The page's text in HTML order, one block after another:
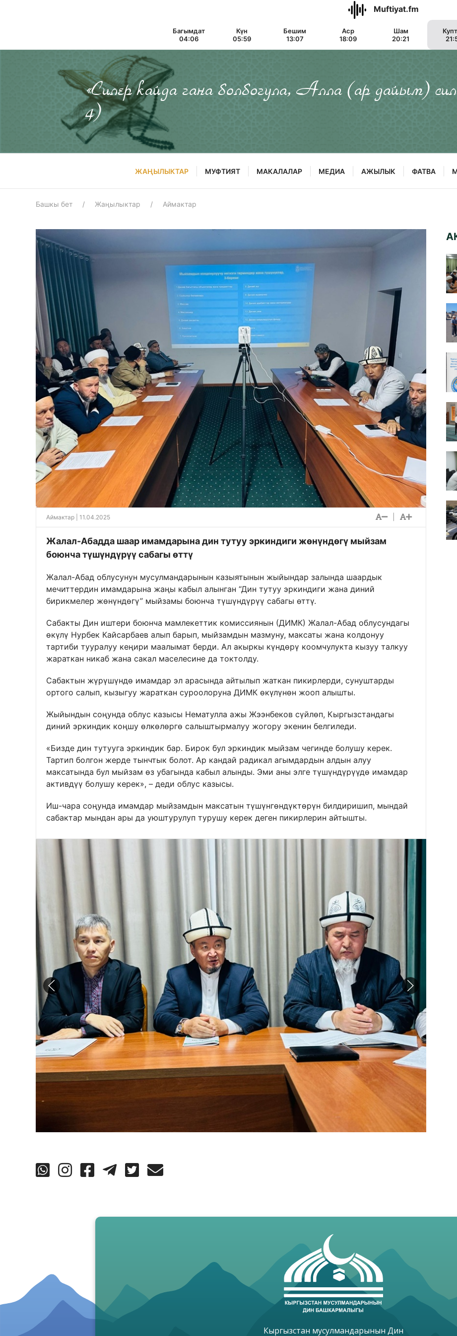
Muftiyat.fm
Багымдат
04:06
Күн
05:59
Бешим
13:07
Аср
18:09
Шам
20:21
«Силер кайда гана болбогула, Алла (ар дайым)
4)
ЖАҢЫЛЫКТАР МУФТИЯТ МАКАЛАЛАР МЕДИА АЖЫЛЫК ФАТВА
Башкы бет Жаңылыктар Аймактар
Аймактар | 11.04.2025
Жалал-Абадда шаар имамдарына дин тутуу эркиндиги жөнүндөгү мыйзам
боюнча түшүндүрүү сабагы өттү
Жалал-Абад облусунун мусулмандарынын казыятынын жыйындар залында шаардык
мечиттердин имамдарына жаңы кабыл алынган “Дин тутуу эркиндиги жана диний
бирикмелер жөнүндөгү” мыйзамы боюнча түшүндүрүү сабагы өттү.
Сабакты Дин иштери боюнча мамлекеттик комиссиянын (ДИМК) Жалал-Абад облусундагы
өкүлү Нурбек Кайсарбаев алып барып, мыйзамдын мазмуну, максаты жана колдонуу
тартиби тууралуу кеңири маалымат берди. Ал акыркы күндөрү коомчулукта кызуу талкуу
жараткан никаб жана сакал маселесине да токтолду.
Сабактын жүрүшүндө имамдар эл арасында айтылып жаткан пикирлерди, сунуштарды
ортого салып, кызыгуу жараткан суроолоруна ДИМК өкүлүнөн жооп алышты.
Жыйындын соңунда облус казысы Нематулла ажы Жээнбеков сүйлөп, Кыргызстандагы
диний эркиндик коңшу өлкөлөргө салыштырмалуу жогору экенин белгиледи.
«Бизде дин тутууга эркиндик бар. Бирок бул эркиндик мыйзам чегинде болушу керек.
Тартип болгон жерде тынчтык болот. Ар кандай радикал агымдардын алдын алуу
максатында бул мыйзам өз убагында кабыл алынды. Эми аны элге түшүндүрүүдө имамдар
активдүү болушу керек», – деди облус казысы.
Иш-чара соңунда имамдар мыйзамдын максатын түшүнгөндүктөрүн билдиришип, мындай
сабактар мындан ары да уюштурулуп турушу керек деген пикирлерин айтышты.
Кыргызстан мусулмандарынын Дин